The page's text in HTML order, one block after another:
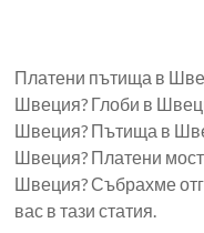
Платени пътища в
Швеция? Глоби в
Швеция? Пътища в
Швеция? Платени
Швеция? Събрахме
вас в тази статия.